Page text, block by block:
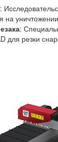
:
на
:
для резки